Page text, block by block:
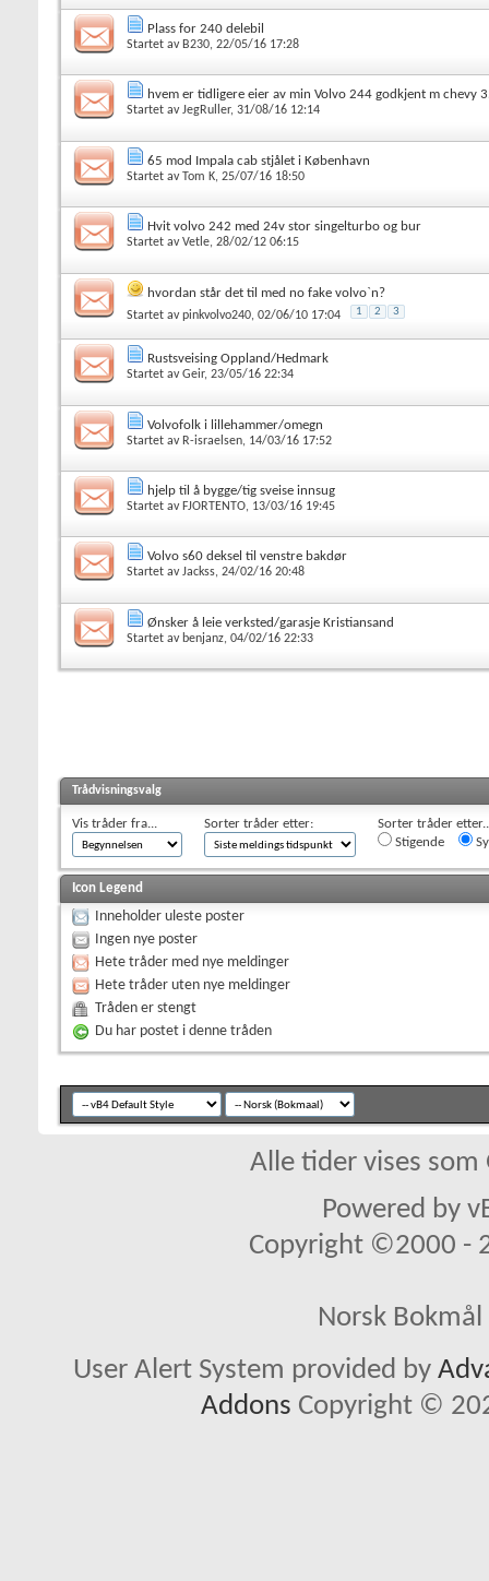
Plass for 240 delebil
Startet av B230, 22/05/16 17:28
hvem er tidligere eier av min Volvo 244 godkjent m chevy
Startet avJegRuller, 31/08/16 12:14
65 mod Impala cab stjålet i København
Startet avTom K, 25/07/16 18:50
Hvit volvo 242 med 24v stor singelturbo og bur
Startet avVetle, 28/02/12 06:15
hvordan står det til med no fake volvo`n?
Startet avpinkvolvo240, 02/06/10 17:04 1 2 3
Rustsveising Oppland/Hedmark
Startet avGeir, 23/05/16 22:34
Volvofolk i lillehammer/omegn
Startet av R-israelsen, 14/03/16 17:52
hjelp til å bygge/tig sveise innsug
Startet av FJORTENTO, 13/03/16 19:45
Volvo s60 deksel til venstre bakdør
Startet avJackss, 24/02/16 20:48
Ønsker å leie verksted/garasje Kristiansand
Startet av benjanz, 04/02/16 22:33
Trådvisningsvalg
Vis tråder fra... Sorter tråder etter:
Sorter tråder
Stigende
Icon Legend
Inneholder uleste poster
Ingen nye poster
Hete tråder med nye meldinger
Hete tråder uten nye meldinger
Tråden er stengt
Du har postet i denne tråden
Alle tider vises som
Powered by
Copyright ©2000 -
Norsk
User Alert System provided by
Addons Copyright ©